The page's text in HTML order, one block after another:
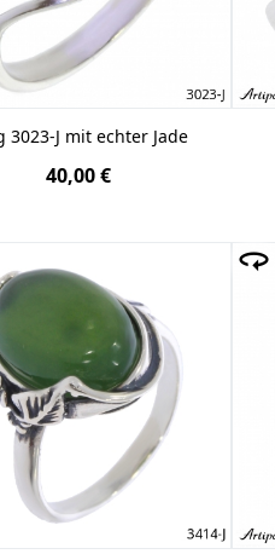
3023-J mit echter Jade
40,00 €